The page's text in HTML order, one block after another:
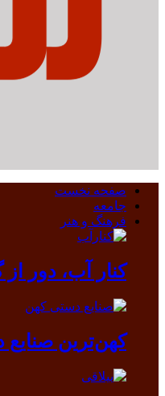
صفحه نخست
جامعه
فرهنگ و هنر
کنار آب، دور از گرما؛ ۶ مقصد آبی در
کهن‌ترین صنایع دستی جهان